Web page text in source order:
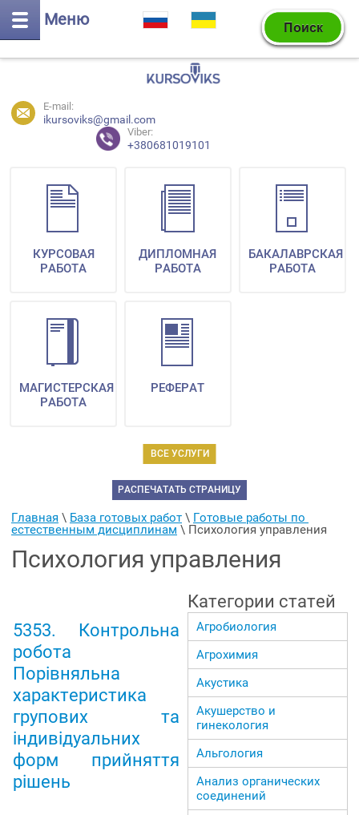
Меню
E-mail:
ikursoviks@gmail.com
Viber:
+380681019101
ВСЕ УСЛУГИ
КУРСОВАЯ
РАБОТА
ДИПЛОМНАЯ
РАБОТА
БАКАЛАВРСКАЯ
РАБОТА
МАГИСТЕРСКАЯ
РАБОТА
РЕФЕРАТ
РАСПЕЧАТАТЬ СТРАНИЦУ
Главная \ База готовых работ \ Готовые работы по
естественным дисциплинам \ Психология управления
Психология управления
5353. Контрольна
робота
Порівняльна
характеристика
групових та
індивідуальних
форм прийняття
рішень
Категории статей
Агробиология
Агрохимия
Акустика
Акушерство и
гинекология
Альгология
Анализ органических
соединений